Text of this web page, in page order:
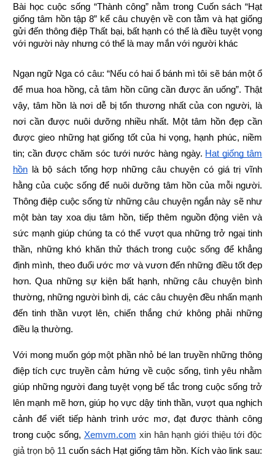
Bài học cuộc sống “Thành công” nằm trong Cuốn sách “Hạt
giống tâm hồn tập 8” kể câu chuyện về con tằm và hạt giống
gửi đến thông điệp Thất bại, bất hạnh có thể là điều tuyệt vọng
với người này nhưng có thể là may mắn với người khác
Ngạn ngữ Nga có câu: “Nếu có hai ổ bánh mì tôi sẽ bán một ổ
để mua hoa hồng, cả tâm hồn cũng cần được ăn uống”. Thật
vậy, tâm hồn là nơi dễ bị tổn thương nhất của con người, là
nơi cần được nuôi dưỡng nhiều nhất. Một tâm hồn đẹp cần
được gieo những hạt giống tốt của hi vọng, hạnh phúc, niềm
tin; cần được chăm sóc tưới nước hàng ngày. Hạt giống tâm
hồn là bộ sách tổng hợp những câu chuyện có giá trị vĩnh
hằng của cuộc sống để nuôi dưỡng tâm hồn của mỗi người.
Thông điệp cuộc sống từ những câu chuyện ngắn này sẽ như
một bàn tay xoa dịu tâm hồn, tiếp thêm nguồn động viên và
sức mạnh giúp chúng ta có thể vượt qua những trở ngại tinh
thần, những khó khăn thử thách trong cuộc sống để khẳng
định mình, theo đuổi ước mơ và vươn đến những điều tốt đẹp
hơn. Qua những sự kiện bất hạnh, những câu chuyện bình
thường, những người bình dị, các câu chuyện đều nhấn mạnh
đến tinh thần vượt lên, chiến thắng chứ không phải những
điều lạ thường.
Với mong muốn góp một phần nhỏ bé lan truyền những thông
điệp tích cực truyền cảm hứng về cuộc sống, tình yêu nhằm
giúp những người đang tuyệt vọng bế tắc trong cuộc sống trở
lên mạnh mẽ hơn, giúp họ vực dậy tinh thần, vượt qua nghịch
cảnh để viết tiếp hành trình ước mơ, đạt được thành công
trong cuộc sống, Xemvm.com xin hân hạnh giới thiệu tới độc
giả trọn bộ 11 cuốn sách Hạt giống tâm hồn. Kích vào link sau: